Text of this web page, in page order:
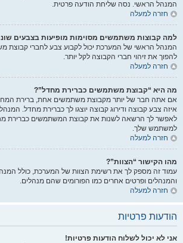
המנהל הראשי. נסה שליחת הודעה פרטית.
חזרה למעלה
למה קבוצות משתמשים מסוימות מופיעות בצבעים
המנהל הראשי של המערכת יכול לקבוע צבע לחברי קבוצת
להפוך את זיהוי חברי הקבוצה לקל יותר.
חזרה למעלה
מה היא “קבוצת משתמשים כברירת מחדל”?
אם אתה חבר של יותר מקבוצת משתמשים אחת, ברירת
איזה צבע קבוצה ודירוג קבוצה יוצגו לך כברירת מחדל.
לאפשר לך הרשאה לשנות את קבוצת המשתמשים כברירת
למשתמש שלך.
חזרה למעלה
מהו הקישור “הצוות”?
עמוד זה מספק לך את רשימת הצוות של המערכת, כולל
והמנהלים ופרטים אחרים כמו הפורומים שהם מנהלים.
חזרה למעלה
הודעות פרטיות
אני לא יכול לשלוח הודעות פרטיות!